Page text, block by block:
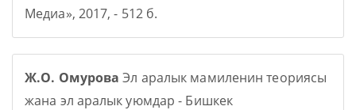
Медиа», 2017, - 512 б.
Ж.О. Омурова Эл аралык мамиленин теориясы
жана эл аралык уюмдар - Бишкек